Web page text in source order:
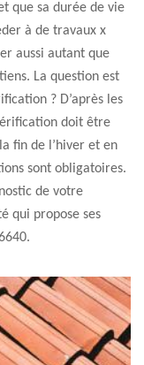
que sa durée de vie
à de travaux x
aussi autant que
La question est
? D’après les
doit être
fin de l’hiver et en
sont obligatoires.
de votre
qui propose ses